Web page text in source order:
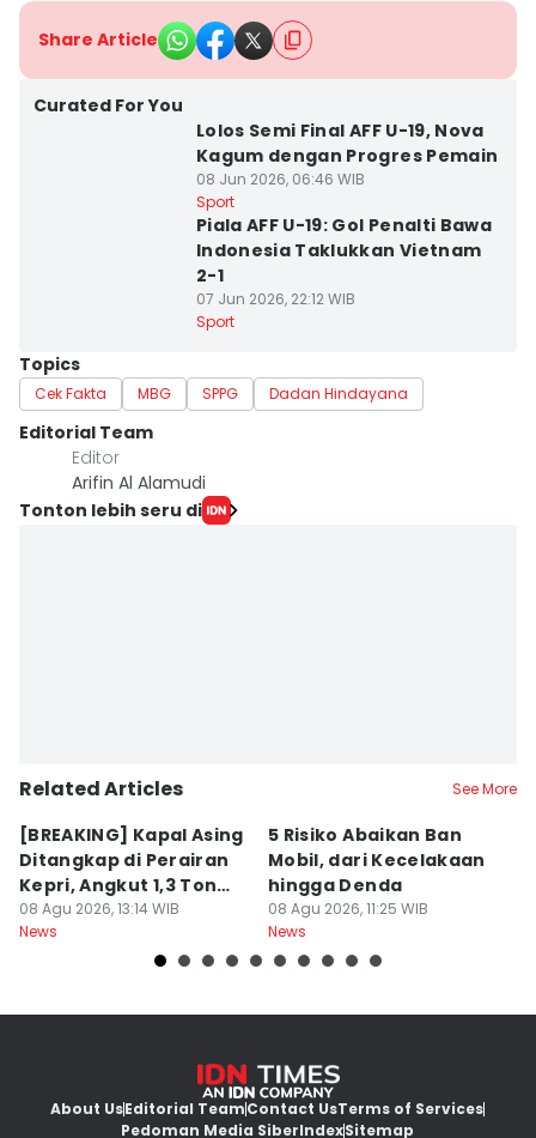
Share Article
Curated For You
Lolos Semi Final AFF U-19, Nova
Kagum dengan Progres Pemain
08 Jun 2026, 06:46 WIB
Sport
Piala AFF U-19: Gol Penalti Bawa
Indonesia Taklukkan Vietnam
2-1
07 Jun 2026, 22:12 WIB
Sport
Topics
Cek Fakta MBG SPPG Dadan Hindayana
Editorial Team
Editor
Arifin Al Alamudi
Tonton lebih seru di
Related Articles See More
[BREAKING] Kapal Asing
Ditangkap di Perairan
Kepri, Angkut 1,3 Ton
Sabu
08 Agu 2026, 13:14 WIB
News
5 Risiko Abaikan Ban
Mobil, dari Kecelakaan
hingga Denda
08 Agu 2026, 11:25 WIB
News
About UsEditorial TeamContact UsTerms of Services
Pedoman Media SiberIndexSitemap